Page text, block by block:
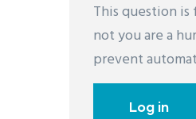
This question
not you are a
prevent